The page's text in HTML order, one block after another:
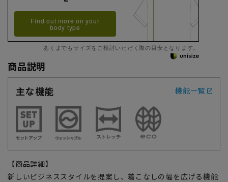
Find out more on your
body type
あくまでもサイズをご検討いただく際の目安となります。
商品説明
主な機能
機能一覧
【商品詳細】
新しいビジネススタイルを提案し、着こなしの幅を広げる機能